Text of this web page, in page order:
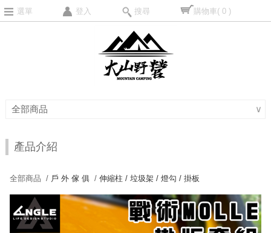
選單 登入 搜尋 購物車( 0 )
全部商品 ∨
產品介紹
全部商品 / 戶 外 傢 俱 /伸縮柱 / 垃圾架 / 燈勾 / 掛板